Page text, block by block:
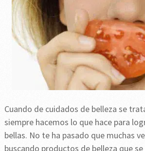
Cuando de cuidados de belleza se
siempre hacemos lo que hace para
bellas. No te ha pasado que muchas
buscando productos de belleza que